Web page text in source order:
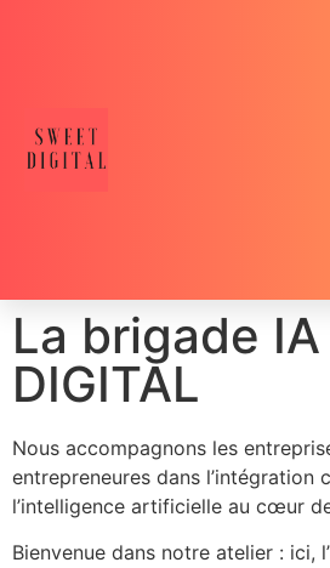
La brigade IA
DIGITAL
Nous accompagnons les
entrepreneures dans l’intégration
l’intelligence artificielle au cœur
Bienvenue dans notre atelier : ici,